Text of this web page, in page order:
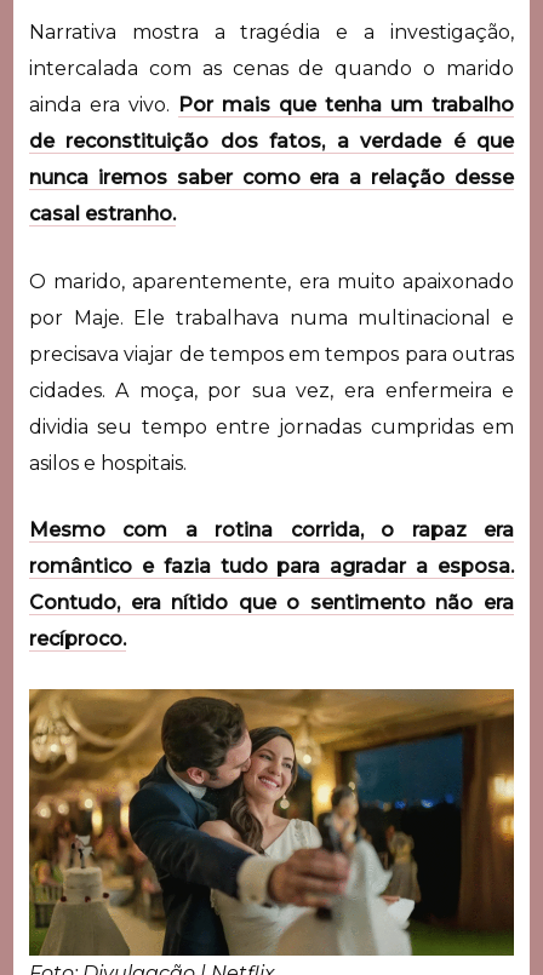
Narrativa mostra a tragédia e a investigação,
intercalada com as cenas de quando o marido
ainda era vivo. Por mais que tenha um trabalho
de reconstituição dos fatos, a verdade é que
nunca iremos saber como era a relação desse
casal estranho.
O marido, aparentemente, era muito apaixonado
por Maje. Ele trabalhava numa multinacional e
precisava viajar de tempos em tempos para outras
cidades. A moça, por sua vez, era enfermeira e
dividia seu tempo entre jornadas cumpridas em
asilos e hospitais.
Mesmo com a rotina corrida, o rapaz era
romântico e fazia tudo para agradar a esposa.
Contudo, era nítido que o sentimento não era
recíproco.